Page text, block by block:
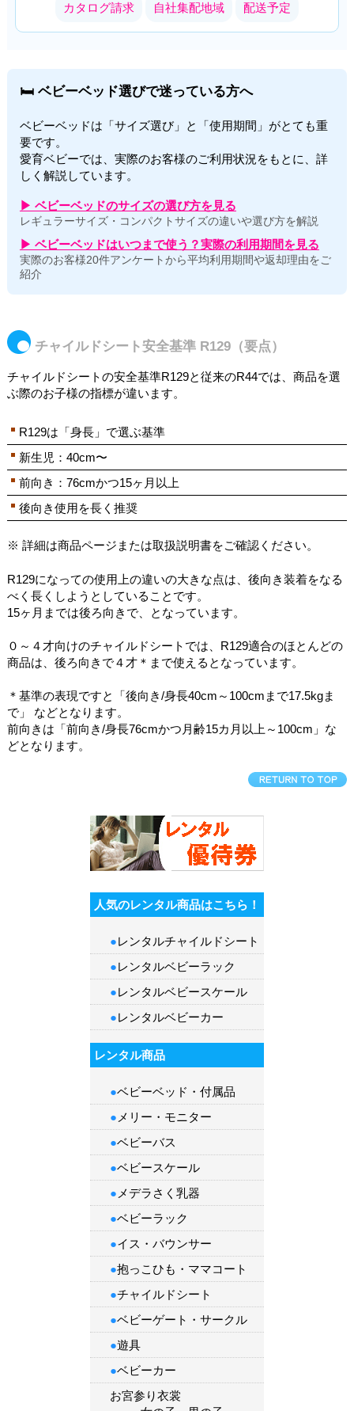
カタログ請求 自社集配地域 配送予定
🛏 ベビーベッド選びで迷っている方へ
ベビーベッドは「サイズ選び」と「使用期間」がとても重
要です。
愛育ベビーでは、実際のお客様のご利用状況をもとに、詳
しく解説しています。
▶ ベビーベッドのサイズの選び方を見る
レギュラーサイズ・コンパクトサイズの違いや選び方を解説
▶ ベビーベッドはいつまで使う？実際の利用期間を見る
実際のお客様20件アンケートから平均利用期間や返却理由をご
紹介
チャイルドシート安全基準 R129（要点）
チャイルドシートの安全基準R129と従来のR44では、商品を選
ぶ際のお子様の指標が違います。
R129は「身長」で選ぶ基準
新生児：40cm〜
前向き：76cmかつ15ヶ月以上
後向き使用を長く推奨
※ 詳細は商品ページまたは取扱説明書をご確認ください。
R129になっての使用上の違いの大きな点は、後向き装着をなる
べく長くしようとしていることです。
15ヶ月までは後ろ向きで、となっています。
０～４才向けのチャイルドシートでは、R129適合のほとんどの
商品は、後ろ向きで４才＊まで使えるとなっています。
＊基準の表現ですと「後向き/身長40cm～100cmまで17.5kgま
で」 などとなります。
前向きは「前向き/身長76cmかつ月齢15カ月以上～100cm」な
どとなります。
人気のレンタル商品はこちら！
●レンタルチャイルドシート
●レンタルベビーラック
●レンタルベビースケール
●レンタルベビーカー
レンタル商品
●ベビーベッド・付属品
● メリー・モニター
●ベビーバス
●ベビースケール
● メデラさく乳器
●ベビーラック
●イス・バウンサー
●抱っこひも ・ ママコート
●チャイルドシート
●ベビーゲート・サークル
●遊具
●ベビーカー
お宮参り衣裳